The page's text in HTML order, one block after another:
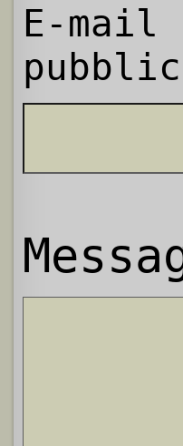
E-